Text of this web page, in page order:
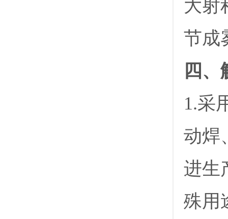
大射
节成
四、
1.采
动焊
进生
殊用